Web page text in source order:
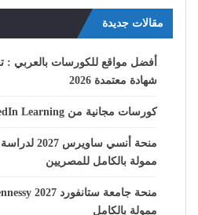
مقالات جديدة
أفضل مواقع للكورسات بالعربي :
شهادة معتمدة 2026
كورسات مجانية من LinkedIn Learning
منحة أنسي
ممولة بالكامل للمصريين
ممولة بالكامل